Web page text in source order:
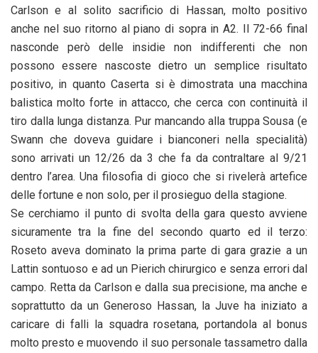
Carlson e al solito sacrificio di Hassan, molto positivo
anche nel suo ritorno al piano di sopra in A2. Il 72-66 final
nasconde però delle insidie non indifferenti che non
possono essere nascoste dietro un semplice risultato
positivo, in quanto Caserta si è dimostrata una macchina
balistica molto forte in attacco, che cerca con continuità il
tiro dalla lunga distanza. Pur mancando alla truppa Sousa (e
Swann che doveva guidare i bianconeri nella specialità)
sono arrivati un 12/26 da 3 che fa da contraltare al 9/21
dentro l’area. Una filosofia di gioco che si rivelerà artefice
delle fortune e non solo, per il prosieguo della stagione.
Se cerchiamo il punto di svolta della gara questo avviene
sicuramente tra la fine del secondo quarto ed il terzo:
Roseto aveva dominato la prima parte di gara grazie a un
Lattin sontuoso e ad un Pierich chirurgico e senza errori dal
campo. Retta da Carlson e dalla sua precisione, ma anche e
soprattutto da un Generoso Hassan, la Juve ha iniziato a
caricare di falli la squadra rosetana, portandola al bonus
molto presto e muovendo il suo personale tassametro dalla